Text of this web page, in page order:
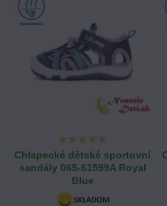
Chlapecké dětské sportovní
sandály 065-61599A Royal
Blue